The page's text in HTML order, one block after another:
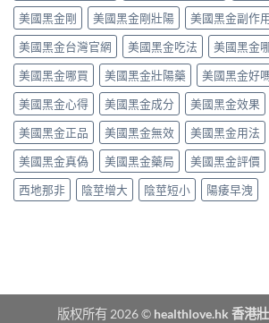
30
分，
雙
效
機
制
與
安
全
用
法
完
整
相、
用
法
與
香
港
法
律
紅
線〉
中
時
間、
正
確
用
法
與
副
作
用
完
整
評
測
前
PE
最
有
效
之
一」
係
邊
層
意
思，
邊
美國黑金剛
美國黑金剛壯陽 美國黑金副作
美國黑金台灣官網
美國黑金吃法
美國黑金
美國黑金哪買
美國黑金壯陽藥 美國黑金好
美國黑金心得
美國黑金成分 美國黑金效果
美國黑金正品
美國黑金無效 美國黑金用法
美國黑金真偽
美國黑金藥局 美國黑金評價
西地那非
陰莖增大 陰莖短小 陽痿早洩
版权所有 2026 © healthlove.hk 香港